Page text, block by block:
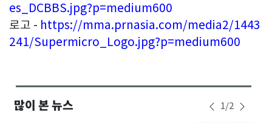
es_DCBBS.jpg?p=medium600
로고 - https://mma.prnasia.com/media2/1443
241/Supermicro_Logo.jpg?p=medium600
많이 본 뉴스 1/2